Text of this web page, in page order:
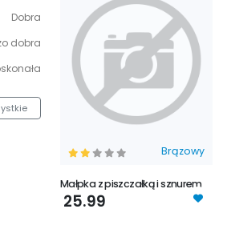
Dobra
dobra
Brązowy
Małpka z piszczałką i sznurem
25.99